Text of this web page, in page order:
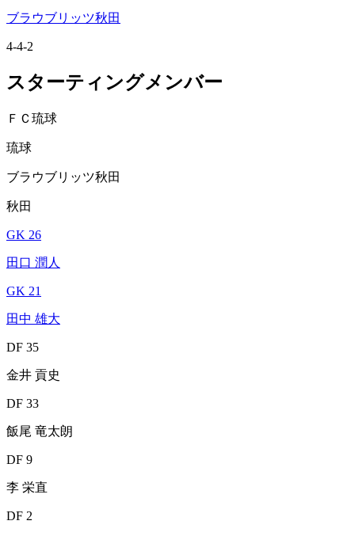
ブラウブリッツ秋田
4-4-2
スターティングメンバー
ＦＣ琉球
琉球
ブラウブリッツ秋田
秋田
GK 26
田口 潤人
GK 21
田中 雄大
DF 35
金井 貢史
DF 33
飯尾 竜太朗
DF 9
李 栄直
DF 2